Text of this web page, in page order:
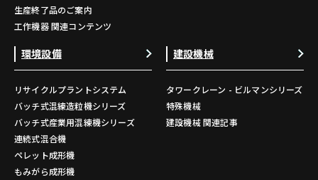
生産終了品のご案内
工作機器 関連コンテンツ
環境設備
リサイクルプラントシステム
バッチ式混練造粒機シリーズ
バッチ式産業用混練機シリーズ
連続式混合機
ペレット成形機
もみがら成形機
建設機械
タワークレーン - ビルマンシリーズ
特殊機械
建設機械 関連記事